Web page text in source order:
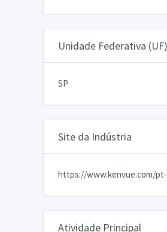
Unidade Federativa (UF)
SP
Site da Indústria
https://www.kenvue.com/
Atividade Principal